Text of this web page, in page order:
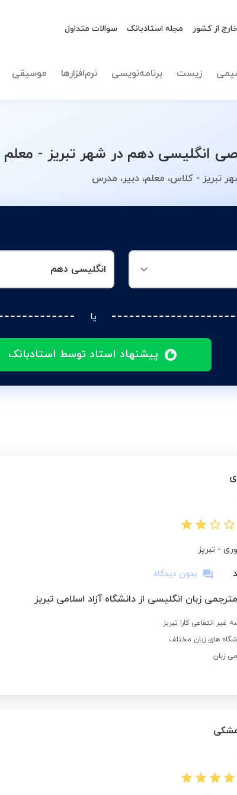
از کشور مجله استادبانک سوالات متداول
زیست برنامه‌نویسی نرم‌افزارها موسیقی
انگلیسی دهم در شهر تبریز -
تبریز - کلاس، معلم، دبیر، مدرس
انگلیسی دهم
یا
پیشنهاد استاد توسط استادبانک
نوع تدریس
- تبریز
بدون دیدگاه
زبان انگلیسی از دانشگاه آزاد اسلامی تبریز
انتفاعی کارا تبریز
های زبان مختلف
زبان